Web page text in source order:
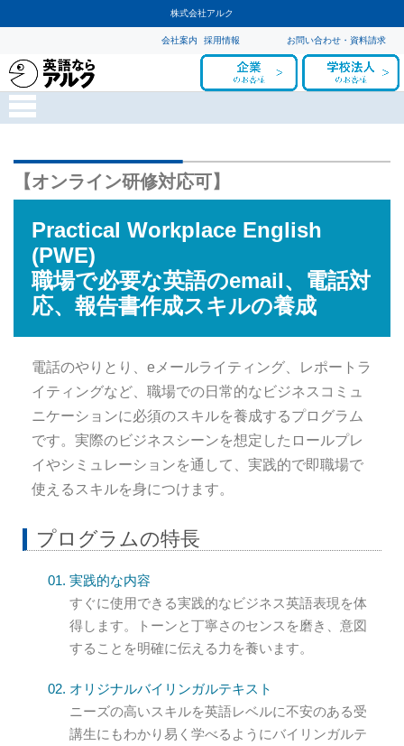
株式会社アルク
お問い合わせ・資料請求
採用情報
会社案内
【オンライン研修対応可】
Practical Workplace English
(PWE)
職場で必要な英語のemail、電話対
応、報告書作成スキルの養成
電話のやりとり、eメールライティング、レポートラ
イティングなど、職場での日常的なビジネスコミュ
ニケーションに必須のスキルを養成するプログラム
です。実際のビジネスシーンを想定したロールプレ
イやシミュレーションを通して、実践的で即職場で
使えるスキルを身につけます。
プログラムの特長
実践的な内容
すぐに使用できる実践的なビジネス英語表現を体
得します。トーンと丁寧さのセンスを磨き、意図
することを明確に伝える力を養います。
オリジナルバイリンガルテキスト
ニーズの高いスキルを英語レベルに不安のある受
講生にもわかり易く学べるようにバイリンガルテ